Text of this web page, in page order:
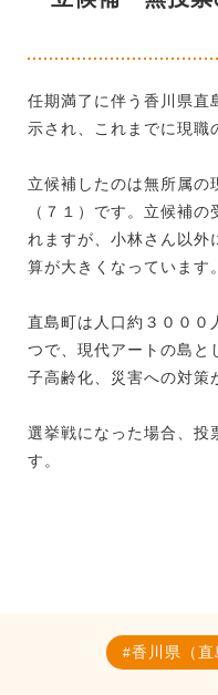
任期満了に伴う香川県直
示され、これまでに現職
立候補したのは無所属の
（７１）です。立候補
れますが、小林さん以外
算が大きくなっています。
直島町は人口約３０００
つで、現代アートの島と
子高齢化、災害への対策
選挙戦になった場合、投
す。
香川県（直